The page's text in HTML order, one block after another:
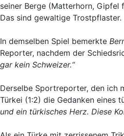
seiner Berge (Matterhorn, Gipfel
Das sind gewaltige
In demselben Spiel bemerkte
Reporter, nachdem der
gar kein Schweizer.“
Derselbe Sportreporter, den ich
Türkei (1:2) die Gedanken eines
und ein türkisches Herz. Diese